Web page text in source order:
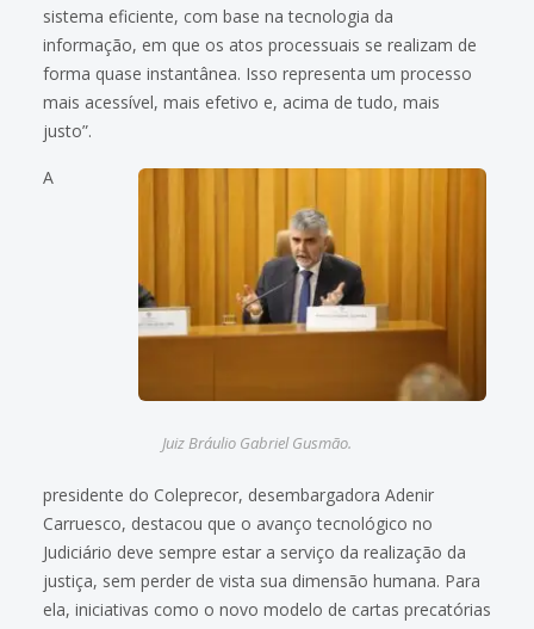
sistema eficiente, com base na tecnologia da
informação, em que os atos processuais se realizam de
forma quase instantânea. Isso representa um processo
mais acessível, mais efetivo e, acima de tudo, mais
justo”.
Juiz Bráulio Gabriel Gusmão.
A
presidente do Coleprecor, desembargadora Adenir
Carruesco, destacou que o avanço tecnológico no
Judiciário deve sempre estar a serviço da realização da
justiça, sem perder de vista sua dimensão humana. Para
ela, iniciativas como o novo modelo de cartas precatórias